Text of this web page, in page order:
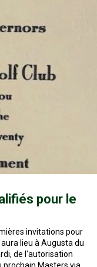
pour le
invitations pour
lieu à Augusta du
de l'autorisation
prochain Masters via